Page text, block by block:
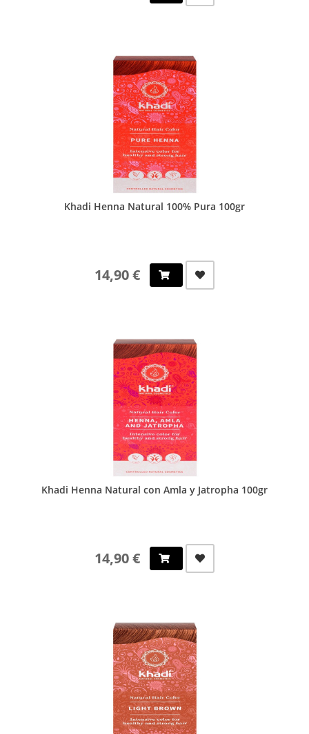
Khadi Henna Natural 100% Pura 100gr
14,90 €
Khadi Henna Natural con Amla y Jatropha 100gr
14,90 €